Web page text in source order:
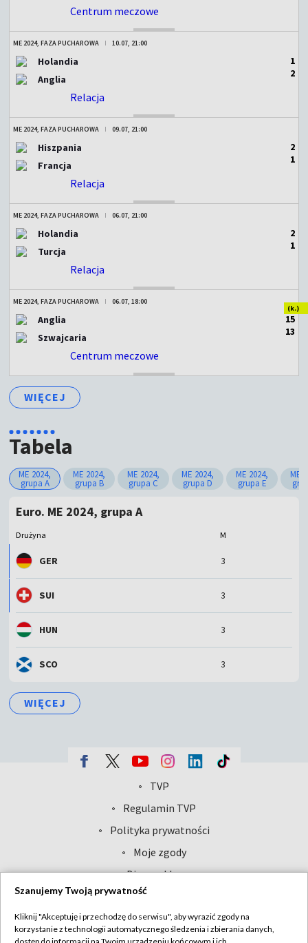
Centrum meczowe
ME 2024, FAZA PUCHAROWA 10.07, 21:00
Holandia
Anglia
1
2
Relacja
ME 2024, FAZA PUCHAROWA 09.07, 21:00
Hiszpania
Francja
2
1
Relacja
ME 2024, FAZA PUCHAROWA 06.07, 21:00
Holandia
Turcja
2
1
Relacja
ME 2024, FAZA PUCHAROWA 06.07, 18:00
Anglia
Szwajcaria
1
1
(k.)
5
3
Centrum meczowe
WIĘCEJ
Tabela
ME 2024,
grupa A
ME 2024,
grupa B
ME 2024,
grupa C
ME 2024,
grupa D
ME 2024,
grupa E
ME
Euro. ME 2024, grupa A
Drużyna M
GER 3
SUI 3
HUN 3
SCO 3
WIĘCEJ
TVP
Abonament TVP
Sklep TVP
Biuro Reklamy
Oferta Handlowa
Telegazeta ogłoszenia
Emisja w TVP
Rada Programowa
Regulamin TVP
Polityka prywatności
Moje zgody
Biuro reklamy
Kontakt
Kanały
Szanujemy Twoją prywatność
Kliknij "Akceptuję i przechodzę do serwisu", aby wyrazić zgody na
korzystanie z technologii automatycznego śledzenia i zbierania danych,